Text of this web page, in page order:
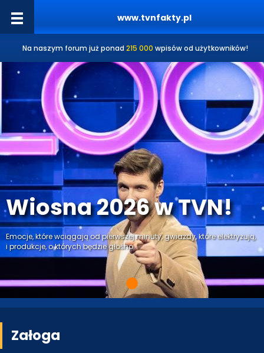
www.tvnfakty.pl
Na naszym forum już ponad 215 000 wpisów od użytkowników!
Wiosna 2026 w TVN!
Emocje, które wciągają od pierwszej minuty, gwiazdy, które elektryzują,
i produkcje, o których będzie głośno.
Załoga